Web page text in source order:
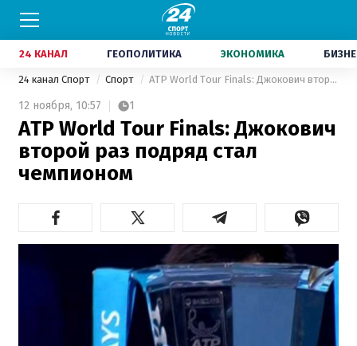
24 КАНАЛ ГЕОПОЛИТИКА ЭКОНОМИКА
24 канал Спорт Спорт ATP World Tour Finals: Джокович второй раз подряд стал чемпионом
12 ноября, 10:57 1
ATP World Tour Finals: Джокович
второй раз подряд стал
чемпионом